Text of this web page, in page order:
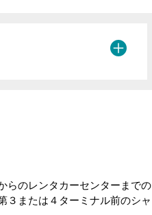
らのレンタカーセンターまでの
３または４ターミナル前のシャ